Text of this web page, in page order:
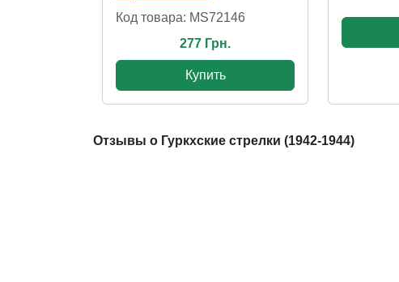
Код товара: MS72146
277 Грн.
Купить
Отзывы о Гуркхские стрелки (1942-1944)